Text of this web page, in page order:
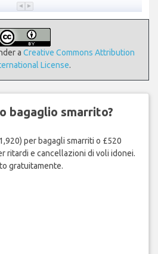
a Creative Commons Attribution
License.
bagaglio smarrito?
per bagagli smarriti o £520
ritardi e cancellazioni di voli idonei.
gratuitamente.